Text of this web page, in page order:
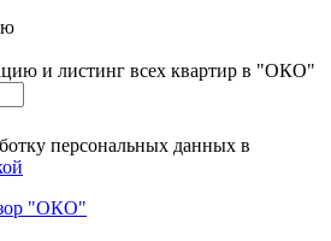
и листинг всех квартир в "ОКО"
персональных данных в
"ОКО"